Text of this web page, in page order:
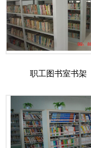
职工图书室书架